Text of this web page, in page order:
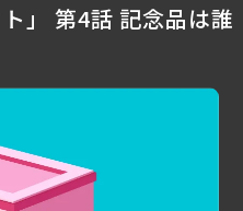
」 第4話 記念品は誰